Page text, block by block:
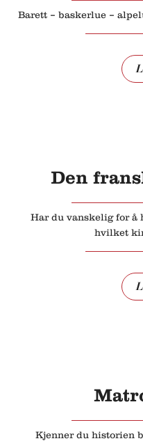
Barett – baskerlue –
Den
Har du vanskelig for å
hvilket
Kjenner du historien